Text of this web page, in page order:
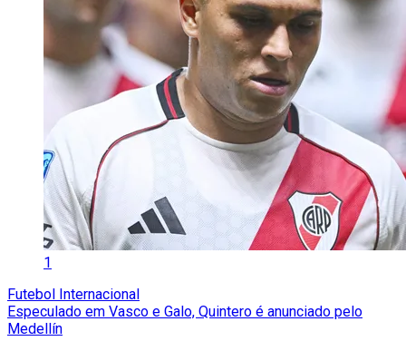
1
Futebol Internacional
Especulado em Vasco e Galo, Quintero é anunciado pelo
Medellín